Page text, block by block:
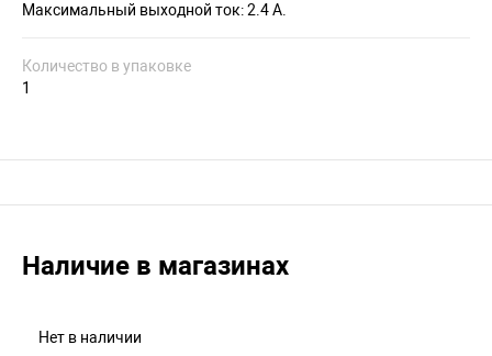
Максимальный выходной ток: 2.4 А.
Количество в упаковке
1
Наличие в магазинах
Нет в наличии